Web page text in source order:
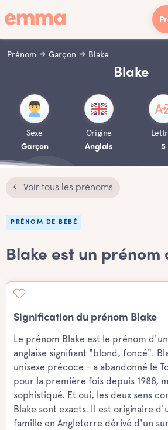
Prénom Garçon Blake
Blake
Sexe
Garçon
Origine
Anglais 5
← Voir tous les prénoms
PRÉNOM DE BÉBÉ
Blake est un prénom
Signification du prénom Blake
Le prénom Blake est le prénom
anglaise signifiant "blond, foncé".
unisexe précoce - a abandonné le
pour la première fois depuis 1988,
sophistiqué. Et oui, les deux sens
Blake sont exacts. Il est originaire
famille en Angleterre dérivé d'un